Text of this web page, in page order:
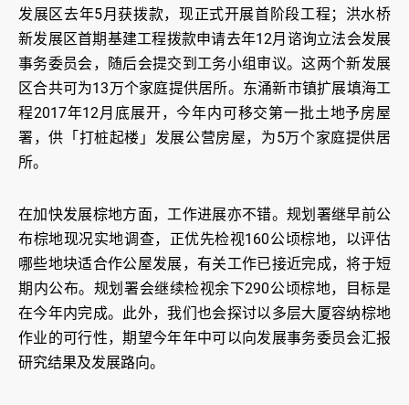
发展区去年5月获拨款，现正式开展首阶段工程；洪水桥
新发展区首期基建工程拨款申请去年12月谘询立法会发展
事务委员会，随后会提交到工务小组审议。这两个新发展
区合共可为13万个家庭提供居所。东涌新市镇扩展填海工
程2017年12月底展开，今年内可移交第一批土地予房屋
署，供「打桩起楼」发展公营房屋，为5万个家庭提供居
所。
在加快发展棕地方面，工作进展亦不错。规划署继早前公
布棕地现况实地调查，正优先检视160公顷棕地，以评估
哪些地块适合作公屋发展，有关工作已接近完成，将于短
期内公布。规划署会继续检视余下290公顷棕地，目标是
在今年内完成。此外，我们也会探讨以多层大厦容纳棕地
作业的可行性，期望今年年中可以向发展事务委员会汇报
研究结果及发展路向。